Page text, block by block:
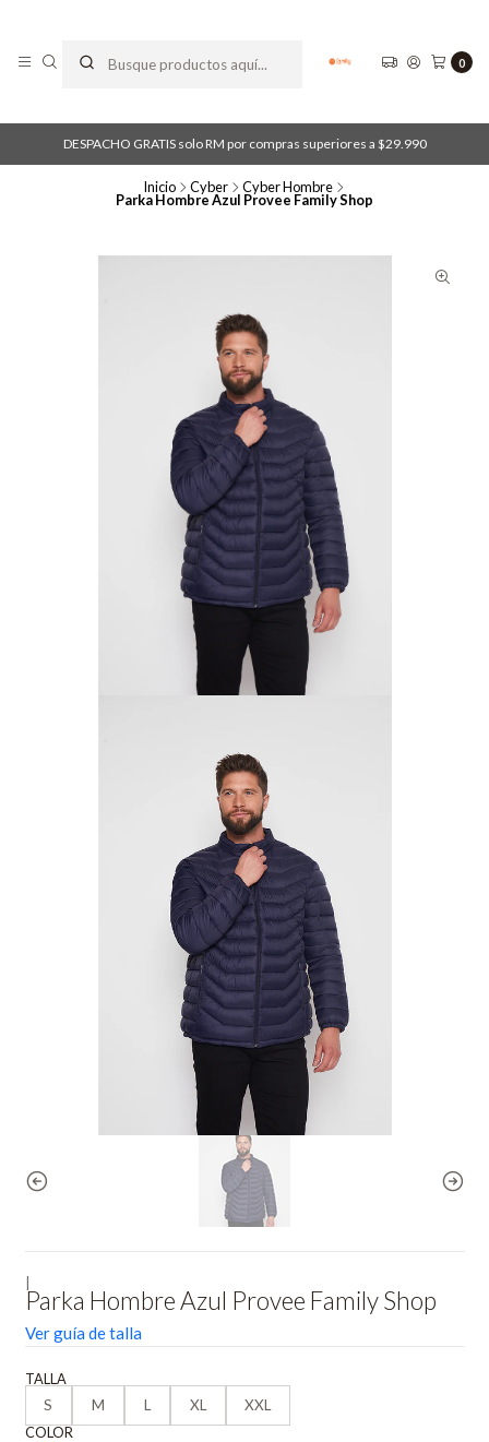
0
DESPACHO GRATIS solo RM por compras superiores a $29.990
Inicio Cyber Cyber Hombre
Parka Hombre Azul Provee Family Shop
Parka Hombre Azul Provee Family Shop
Ver guía de talla
TALLA
S
M L XL
XXL
COLOR